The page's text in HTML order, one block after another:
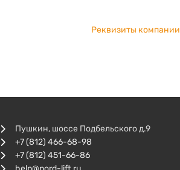
Реквизиты компании
Пушкин, шоссе Подбельского д.9
+7 (812) 466-68-98
+7 (812) 451-66-86